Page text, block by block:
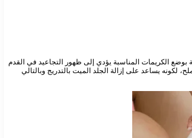
بوضع الكريمات المناسبة يؤدي إلى ظهور التجاعيد في القدم
لكونه يساعد على إزالة الجلد الميت بالتدريج وبالتالي